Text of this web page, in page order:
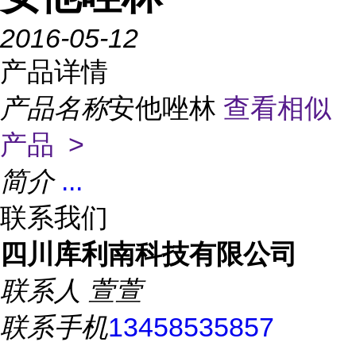
2016-05-12
产品详情
产品名称安他唑林 查看相似
产品 >
简介 ...
联系我们
四川库利南科技有限公司
联系人 萱萱
联系手机13458535857